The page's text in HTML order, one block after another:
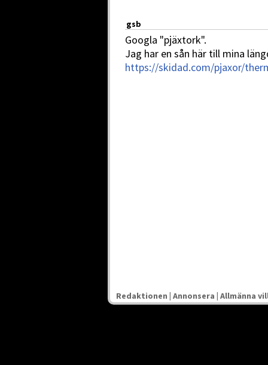
gsb
Googla "pjäxtork".
Jag har en sån här till mina
https://skidad.com/pjaxor/
Redaktionen | Annonsera | Allmänna